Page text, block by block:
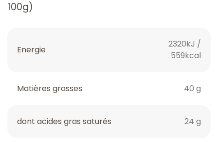
100g)
Energie
2320kJ /
559kcal
Matières grasses 40 g
dont acides gras saturés 24 g